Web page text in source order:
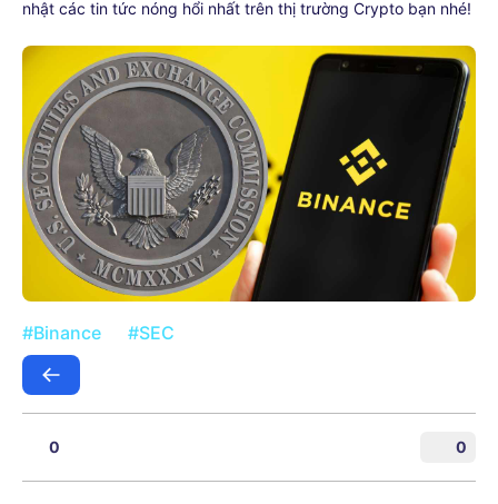
nhật các tin tức nóng hổi nhất trên thị trường Crypto bạn nhé!
#Binance #SEC
0 0